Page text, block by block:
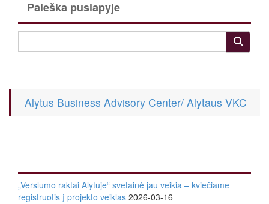
Paieška puslapyje
Alytus Business Advisory Center/ Alytaus VKC
„Verslumo raktai Alytuje“ svetainė jau veikia – kviečiame
registruotis į projekto veiklas 2026-03-16